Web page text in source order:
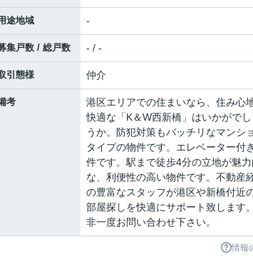
途地域 -
集戸数 / 総戸数 - / -
引態様 仲介
考
港区エリアでの住まいなら、住み心
快適な「K＆W西新橋」はいかがでし
うか。防犯対策もバッチリなマンシ
タイプの物件です。エレベーター付
件です。駅まで徒歩4分の立地が魅力
な、利便性の高い物件です。不動産
の豊富なスタッフが港区や新橋付近
部屋探しを快適にサポート致します
非一度お問い合わせ下さい。
情報